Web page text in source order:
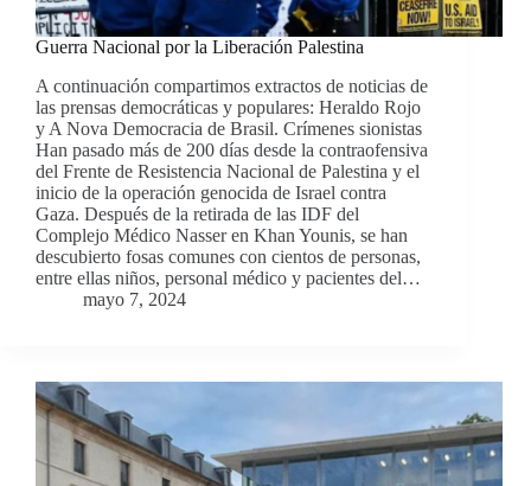
Guerra Nacional por la Liberación Palestina
A continuación compartimos extractos de noticias de
las prensas democráticas y populares: Heraldo Rojo
y A Nova Democracia de Brasil. Crímenes sionistas
Han pasado más de 200 días desde la contraofensiva
del Frente de Resistencia Nacional de Palestina y el
inicio de la operación genocida de Israel contra
Gaza. Después de la retirada de las IDF del
Complejo Médico Nasser en Khan Younis, se han
descubierto fosas comunes con cientos de personas,
entre ellas niños, personal médico y pacientes del…
mayo 7, 2024